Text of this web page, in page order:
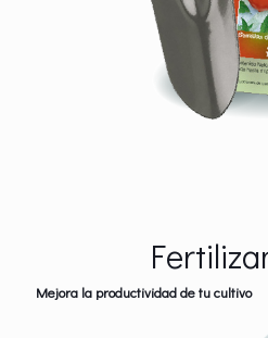
Mejora la productividad de tu cultivo